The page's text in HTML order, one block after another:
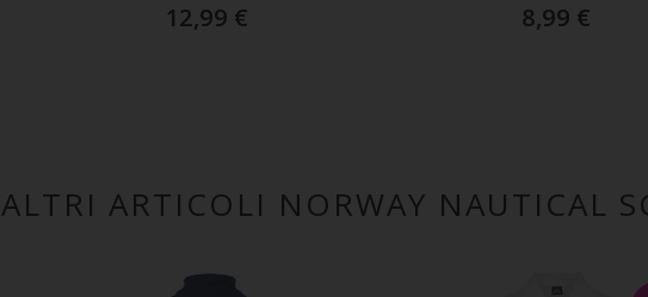
12,99 € 8,99 €
ALTRI ARTICOLI NORWAY NAUTICAL